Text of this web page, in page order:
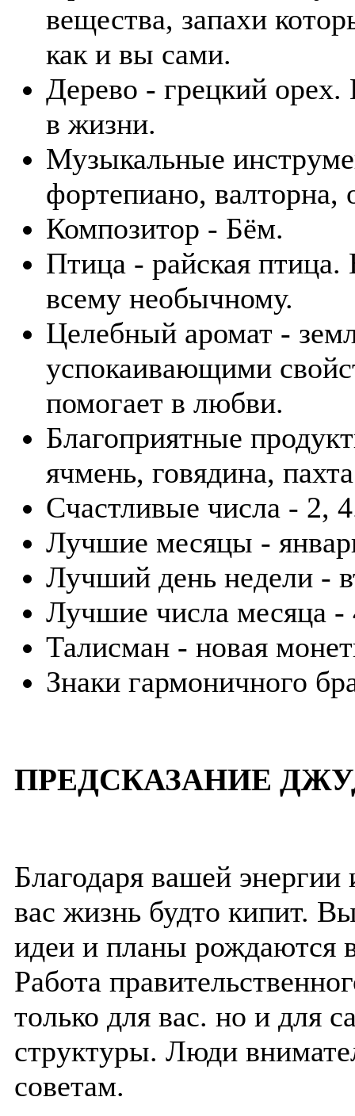
вещества, запахи
как и вы сами.
Дерево - грецкий
в жизни.
Музыкальные
фортепиано, валторна,
Композитор - Бём.
Птица - райская птица.
всему необычному.
Целебный аромат -
успокаивающими
помогает в любви.
Благоприятные
ячмень, говядина,
Счастливые числа - 2,
Лучшие месяцы -
Лучший день недели -
Лучшие числа месяца -
Талисман - новая
Знаки гармоничного
ПРЕДСКАЗАНИЕ
Благодаря вашей энергии
вас жизнь будто кипит.
идеи и планы рождаются
Работа
только для вас. но и для
структуры. Люди
советам.